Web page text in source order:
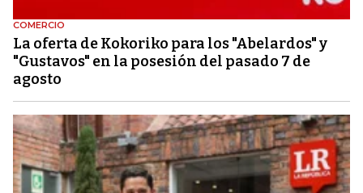
COMERCIO
La oferta de Kokoriko para los "Abelardos" y
"Gustavos" en la posesión del pasado 7 de
agosto